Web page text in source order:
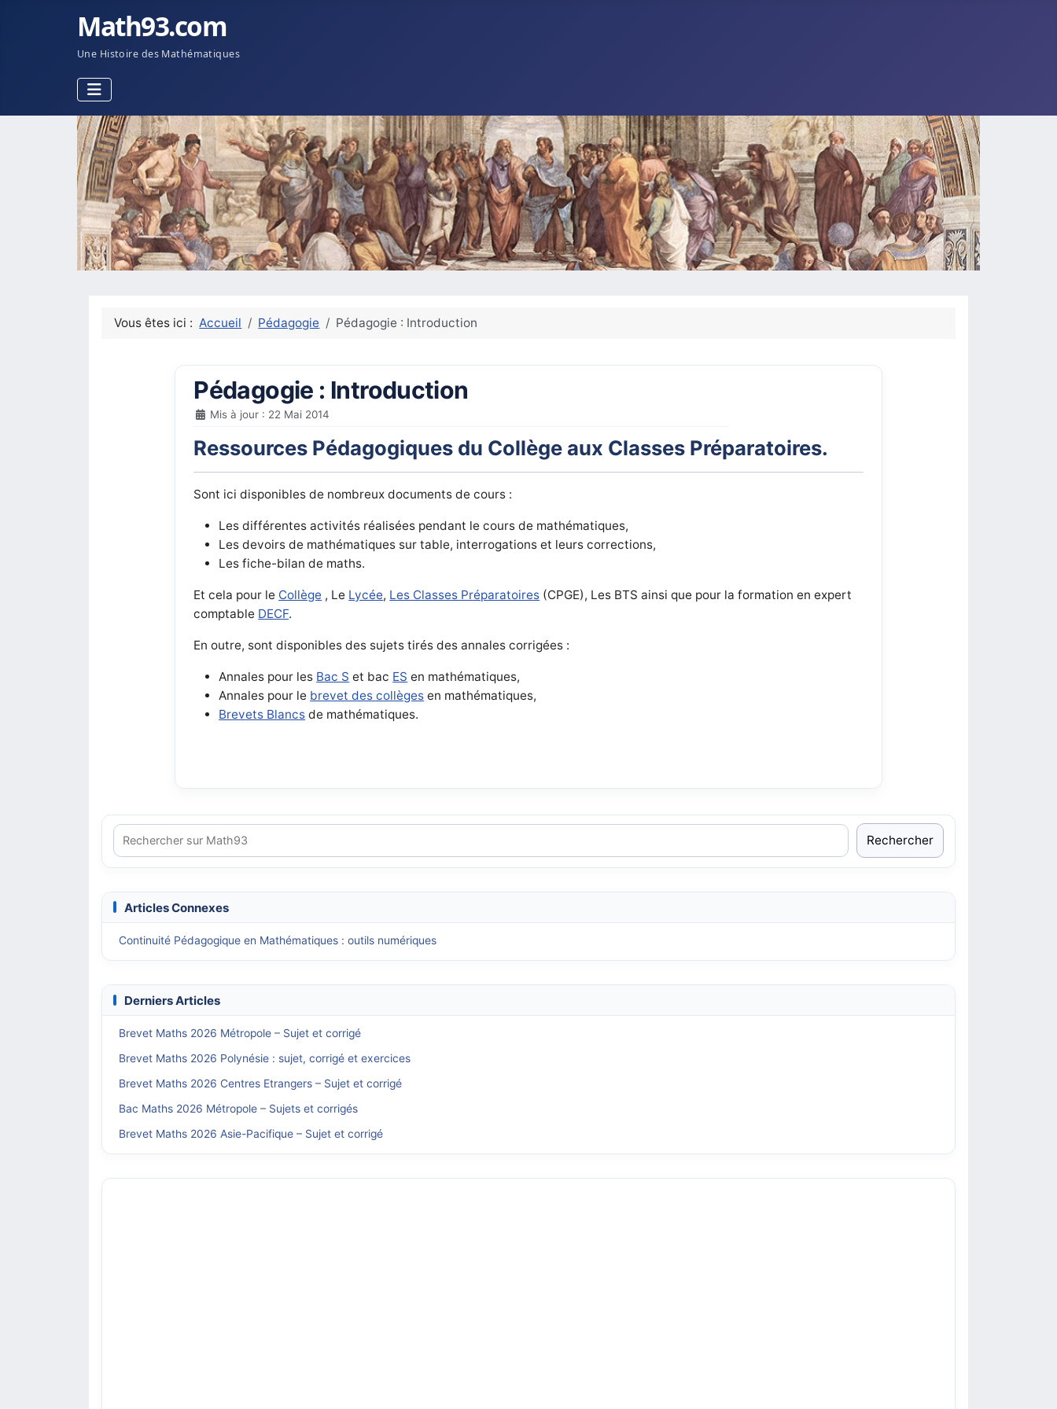
Math93.com
Une Histoire des Mathématiques
Vous êtes ici :Accueil Pédagogie Pédagogie : Introduction
Pédagogie : Introduction
Mis à jour : 22 Mai 2014
Ressources Pédagogiques du Collège aux Classes Préparatoires.
Sont ici disponibles de nombreux documents de cours :
Les différentes activités réalisées pendant le cours de mathématiques,
Les devoirs de mathématiques sur table, interrogations et leurs corrections,
Les fiche-bilan de maths.
Et cela pour le Collège , Le Lycée, Les Classes Préparatoires (CPGE), Les BTS ainsi que pour la formation en expert
comptable DECF.
En outre, sont disponiblesdes sujets tirés des annales corrigées :
Annales pour les Bac S et bac ES en mathématiques,
Annales pour le brevet des collèges en mathématiques,
Brevets Blancs de mathématiques.
Rechercher
Articles Connexes
Continuité Pédagogique en Mathématiques : outils numériques
Derniers Articles
Brevet Maths 2026 Métropole – Sujet et corrigé
Brevet Maths 2026 Polynésie : sujet, corrigé et exercices
Brevet Maths 2026 Centres Etrangers – Sujet et corrigé
Bac Maths 2026 Métropole – Sujets et corrigés
Brevet Maths 2026 Asie-Pacifique – Sujet et corrigé